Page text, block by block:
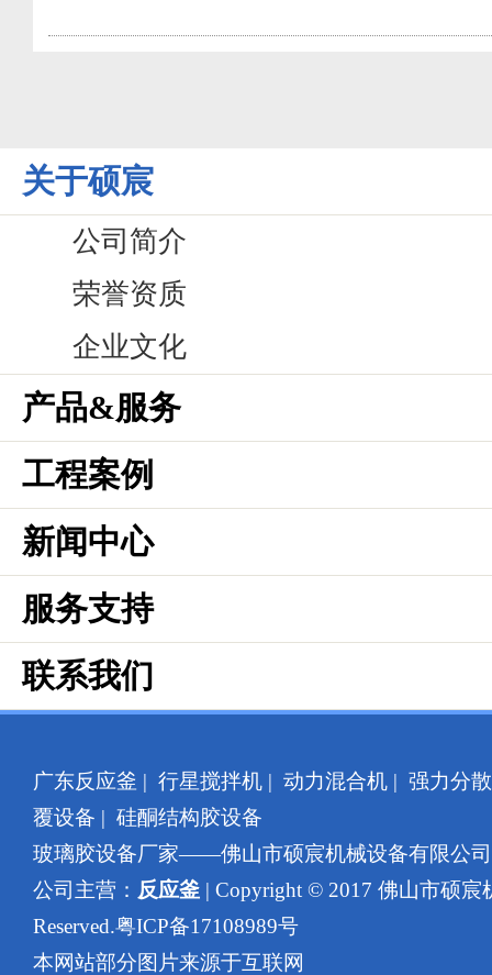
关于硕宸
公司简介
荣誉资质
企业文化
产品&服务
工程案例
新闻中心
服务支持
联系我们
广东反应釜 | 行星搅拌机 | 动力混合机 | 强力分
覆设备 | 硅酮结构胶设备
玻璃胶设备厂家——佛山市硕宸机械设备有限公
公司主营： 反应釜 | Copyright © 2017 佛山市硕
Reserved.粤ICP备17108989号
本网站部分图片来源于互联网